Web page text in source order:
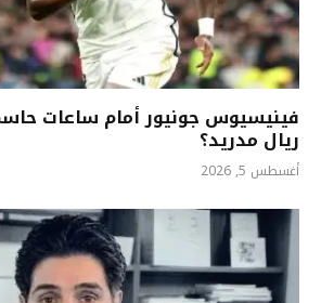
فينيسيوس جونيور أمام ساعات
ريال مدريد؟
أغسطس 5, 2026